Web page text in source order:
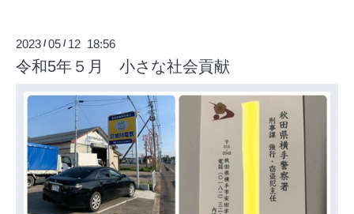
2023 /05 / 12 18:56
令和5年５月 小さな社会貢献